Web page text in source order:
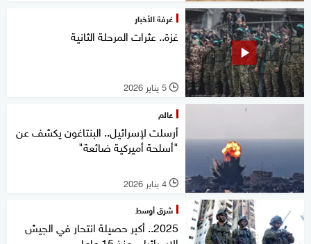
غرفة الأخبار
غزة.. عثرات المرحلة الثانية
l 5 يناير 2026
عالم
أرسلت لإسرائيل.. البنتاغون يكشف عن
"أسلحة أميركية ضائعة"
l 4 يناير 2026
شرق أوسط
2025.. أكبر حصيلة انتحار في الجيش